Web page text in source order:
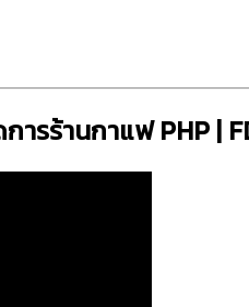
ารร้านกาแฟ PHP |